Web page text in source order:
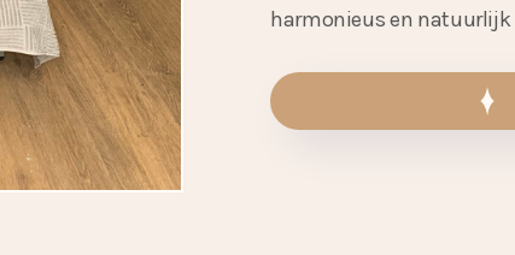
harmonieus en